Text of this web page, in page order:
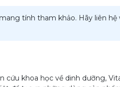
tính tham khảo. Hãy liên hệ
cứu khoa học về dinh dưỡng,